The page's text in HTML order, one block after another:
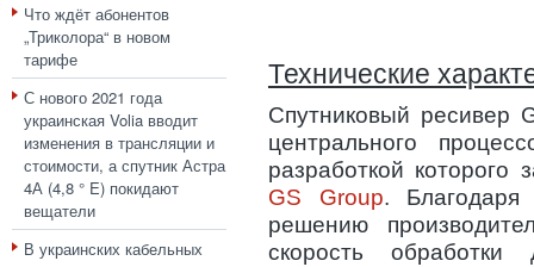
Что ждёт абонентов
„Триколора“ в новом
тарифе
С нового 2021 года
украинская Volia вводит
изменения в трансляции и
стоимости, а спутник Астра
4А (4,8 ° E) покидают
вещатели
В украинских кабельных
Технические
Спутниковый ресивер
центрального
разработкой которого
GS Group. Благодаря
решению
скорость